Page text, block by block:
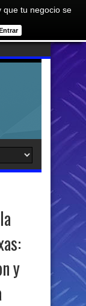
que tu negocio se
y